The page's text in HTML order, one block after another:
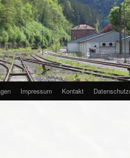
Impressum Kontakt